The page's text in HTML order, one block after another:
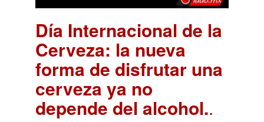
Día Internacional de la
Cerveza: la nueva
forma de disfrutar una
cerveza ya no
depende del alcohol..